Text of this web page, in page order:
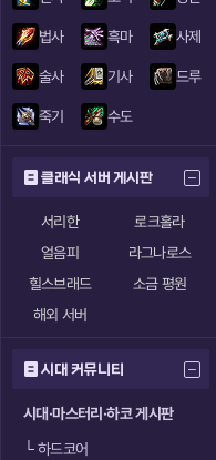
법사 흑마 사제
술사 기사 드루
죽기 수도
클래식 서버 게시판
서리한
로크홀라
얼음피
라그나로스
힐스브래드
소금 평원
해외 서버
시대 커뮤니티
시대·마스터리·하코 게시판
└하드코어